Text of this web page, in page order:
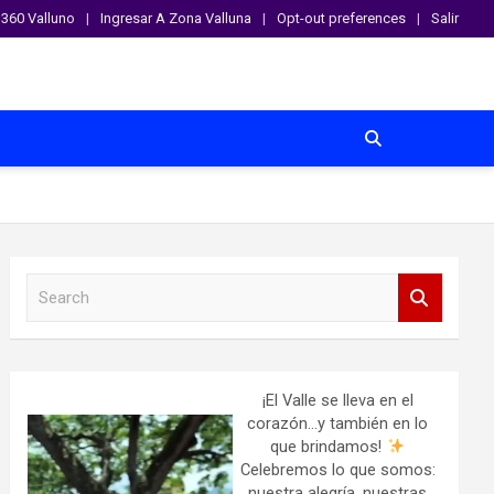
360 Valluno Ingresar A Zona Valluna Opt-out preferences Salir
¡El Valle se lleva en el
corazón…y también en lo
que brindamos!
Celebremos lo que somos: